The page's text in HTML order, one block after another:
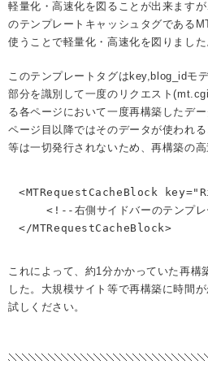
軽量化・高速化を図ることが出来ます
のテンプレートキャッシュタグである
使うことで軽量化・高速化を図りました
このテンプレートタグはkey,blog_idモ
部分を識別して一度のリクエスト
る各ページにおいて一度再構築したデ
ページ目以降ではそのデータが使われ
等は一切発行されないため、再構築の高
<MTRequestCacheBlock
<!--右側サイドバーのテンプ
</MTRequestCacheBlock>
これによって、約1分かかっていた再構
した。大規模サイト等で再構築に時間
試しください。